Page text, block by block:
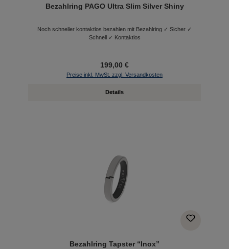
Bezahlring PAGO Ultra Slim Silver Shiny
Noch schneller kontaktlos bezahlen mit Bezahlring ✓ Sicher ✓
Schnell ✓ Kontaktlos
199,00 €
Preise inkl. MwSt. zzgl. Versandkosten
Details
Bezahlring Tapster “Inox”